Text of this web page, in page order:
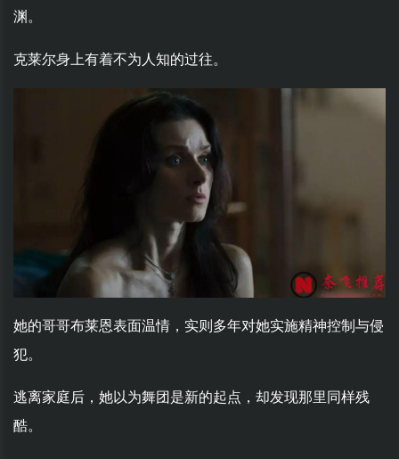
渊。
克莱尔身上有着不为人知的过往。
她的哥哥布莱恩表面温情，实则多年对她实施精神控制与侵
犯。
逃离家庭后，她以为舞团是新的起点，却发现那里同样残
酷。